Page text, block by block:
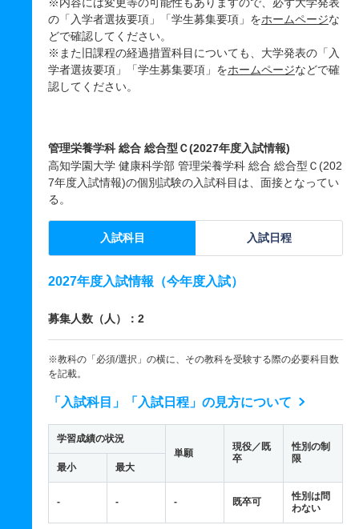
の「入学者選抜要項」「学生募集要項」をホームページな
どで確認してください。
※また旧課程の経過措置科目についても、大学発表の「入
学者選抜要項」「学生募集要項」をホームページなどで確
認してください。
管理栄養学科 総合 総合型Ｃ(2027年度入試情報)
高知学園大学 健康科学部 管理栄養学科 総合 総合型Ｃ(202
7年度入試情報)の個別試験の入試科目は、面接となってい
る。
入試科目 入試日程
2027年度入試情報（今年度入試）
募集人数（人）：2
※教科の「必須/選択」の横に、その教科を受験する際の必要科目数
を記載。
「入試科目」「入試日程」の見方について
学習成績の状況
単願
現役／既
卒
性別の制
限
最小 最大
- - - 既卒可
性別は問
わない